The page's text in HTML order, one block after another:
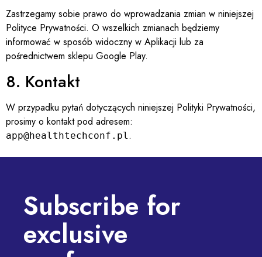
Zastrzegamy sobie prawo do wprowadzania zmian w niniejszej
Polityce Prywatności. O wszelkich zmianach będziemy
informować w sposób widoczny w Aplikacji lub za
pośrednictwem sklepu Google Play.
8. Kontakt
W przypadku pytań dotyczących niniejszej Polityki Prywatności,
prosimy o kontakt pod adresem:
app@healthtechconf.pl.
Subscribe for
exclusive